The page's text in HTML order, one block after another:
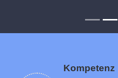
Kompetenz